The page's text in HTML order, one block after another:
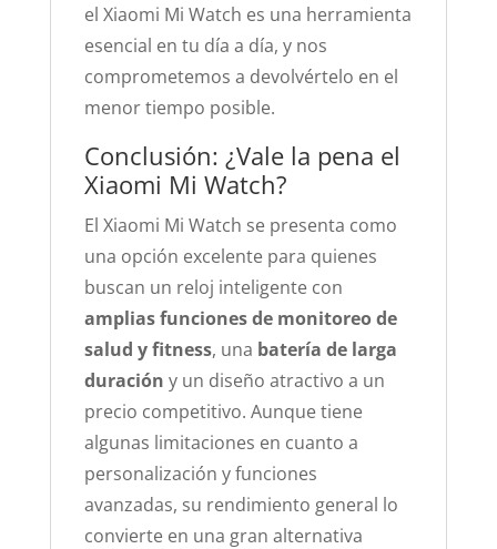
el Xiaomi Mi Watch es una herramienta
esencial en tu día a día, y nos
comprometemos a devolvértelo en el
menor tiempo posible.
Conclusión: ¿Vale la pena el
Xiaomi Mi Watch?
El Xiaomi Mi Watch se presenta como
una opción excelente para quienes
buscan un reloj inteligente con
amplias funciones de monitoreo de
salud y fitness, una batería de larga
duración y un diseño atractivo a un
precio competitivo. Aunque tiene
algunas limitaciones en cuanto a
personalización y funciones
avanzadas, su rendimiento general lo
convierte en una gran alternativa